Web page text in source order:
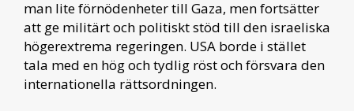
man lite förnödenheter till Gaza, men fortsätter
att ge militärt och politiskt stöd till den israeliska
högerextrema regeringen. USA borde i stället
tala med en hög och tydlig röst och försvara den
internationella rättsordningen.